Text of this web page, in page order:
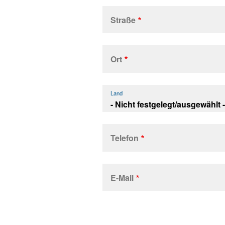
Adresse
Straße
Ort
Land
Telefon
E-Mail